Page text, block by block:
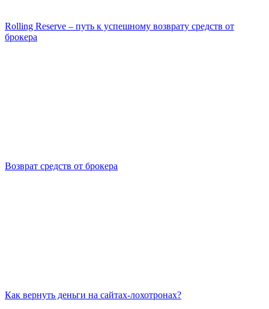
Rolling Reserve – путь к успешному возврату средств от
брокера
Возврат средств от брокера
Как вернуть деньги на сайтах-лохотронах?